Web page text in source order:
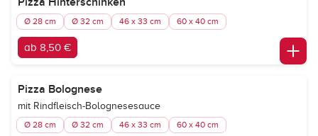
Ø 28 cm Ø 32 cm 46 x 33 cm 60 x 40 cm
ab 8,50 €
Pizza Bolognese
mit Rindfleisch-Bolognesesauce
Ø 28 cm Ø 32 cm 46 x 33 cm 60 x 40 cm